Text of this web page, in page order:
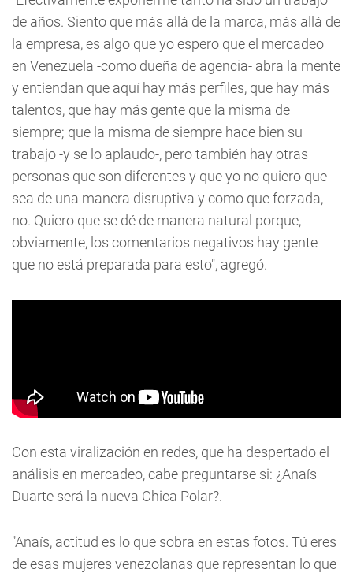
de años. Siento que más allá de la marca, más allá de
la empresa, es algo que yo espero que el mercadeo
en Venezuela -como dueña de agencia- abra la mente
y entiendan que aquí hay más perfiles, que hay más
talentos, que hay más gente que la misma de
siempre; que la misma de siempre hace bien su
trabajo -y se lo aplaudo-, pero también hay otras
personas que son diferentes y que yo no quiero que
sea de una manera disruptiva y como que forzada,
no. Quiero que se dé de manera natural porque,
obviamente, los comentarios negativos hay gente
que no está preparada para esto", agregó.
Con esta viralización en redes, que ha despertado el
análisis en mercadeo, cabe preguntarse si: ¿Anaís
Duarte será la nueva Chica Polar?.
"Anaís, actitud es lo que sobra en estas fotos. Tú eres
de esas mujeres venezolanas que representan lo que